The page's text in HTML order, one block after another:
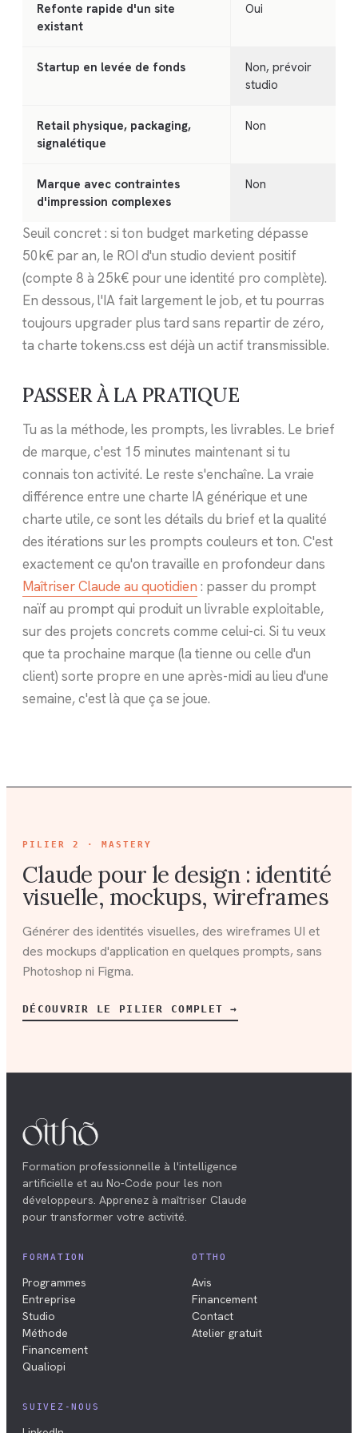
Refonte rapide d'un site
existant
Oui
Startup en levée de fonds
Non, prévoir
studio
Retail physique, packaging,
signalétique
Non
Marque avec contraintes
d'impression complexes
Non
Seuil concret : si ton budget marketing dépasse
50k€ par an, le ROI d'un studio devient positif
(compte 8 à 25k€ pour une identité pro complète).
En dessous, l'IA fait largement le job, et tu pourras
toujours upgrader plus tard sans repartir de zéro,
ta charte tokens.css est déjà un actif transmissible.
PASSER À LA PRATIQUE
Tu as la méthode, les prompts, les livrables. Le brief
de marque, c'est 15 minutes maintenant si tu
connais ton activité. Le reste s'enchaîne. La vraie
différence entre une charte IA générique et une
charte utile, ce sont les détails du brief et la qualité
des itérations sur les prompts couleurs et ton. C'est
exactement ce qu'on travaille en profondeur dans
Maîtriser Claude au quotidien : passer du prompt
naïf au prompt qui produit un livrable exploitable,
sur des projets concrets comme celui-ci. Si tu veux
que ta prochaine marque (la tienne ou celle d'un
client) sorte propre en une après-midi au lieu d'une
semaine, c'est là que ça se joue.
PILIER 2 · MASTERY
Claude pour le design : identité
visuelle, mockups, wireframes
Générer des identités visuelles, des wireframes UI et
des mockups d'application en quelques prompts, sans
Photoshop ni Figma.
DÉCOUVRIR LE PILIER COMPLET →
Formation professionnelle à l'intelligence
artificielle et au No-Code pour les non
développeurs. Apprenez à maîtriser Claude
pour transformer votre activité.
FORMATION
Programmes
Entreprise
Studio
Méthode
Financement
Qualiopi
OTTHO
Avis
Financement
Contact
Atelier gratuit
SUIVEZ-NOUS